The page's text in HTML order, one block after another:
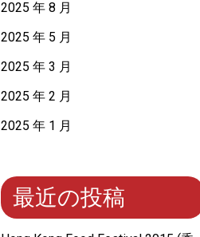
2025 年 8 月
2025 年 5 月
2025 年 3 月
2025 年 2 月
2025 年 1 月
最近の投稿